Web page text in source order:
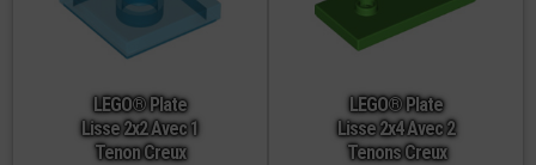
LEGO® Plate
Lisse 2x2 Avec 1
Tenon Creux
LEGO® Plate
Lisse 2x4 Avec 2
Tenons Creux